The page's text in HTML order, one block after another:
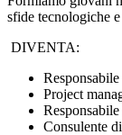
sfide tecnologiche
DIVENTA:
Project
Consulente